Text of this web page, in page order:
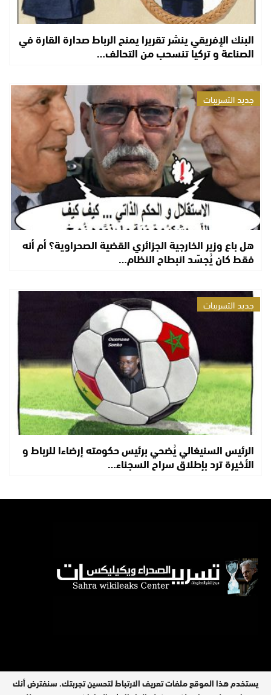
البنك الإفريقي ينشر تقريرا يمنح الرباط صدارة القارة في
الصناعة و تركيا تنسحب من التحالف…
جديد التسريبات
هل باع وزير الخارجية الجزائري القضية الصحراوية؟ أم أنه
فقط كان يُجسّد انبطاح النظام…
جديد التسريبات
الرئيس السنيغالي يُضحي برئيس حكومته إرضاءا للرباط و
الأخيرة ترد بإطلاق سراح السجناء…
يستخدم هذا الموقع ملفات تعريف الارتباط لتحسين تجربتك. سنفترض أنك